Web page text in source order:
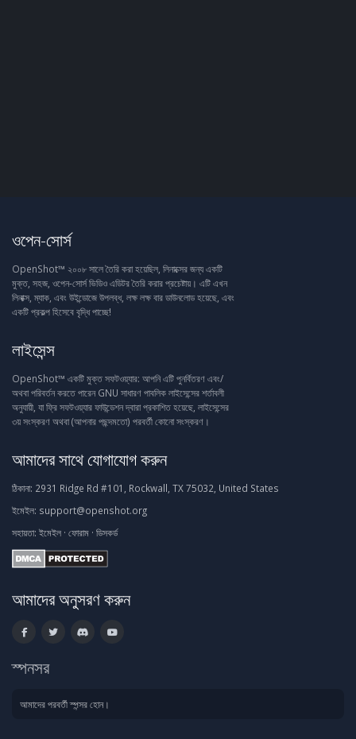
ওপেন-সোর্স
OpenShot™ ২০০৮ সালে তৈরি করা হয়েছিল, লিনাক্সের জন্য একটি
মুক্ত, সহজ, ওপেন-সোর্স ভিডিও এডিটর তৈরি করার প্রচেষ্টায়। এটি এখন
লিনাক্স, ম্যাক, এবং উইন্ডোজে উপলব্ধ, লক্ষ লক্ষ বার ডাউনলোড হয়েছে, এবং
একটি প্রকল্প হিসেবে বৃদ্ধি পাচ্ছে!
লাইসেন্স
OpenShot™ একটি মুক্ত সফটওয়্যার: আপনি এটি পুনর্বিতরণ এবং/
অথবা পরিবর্তন করতে পারেন GNU সাধারণ পাবলিক লাইসেন্সের শর্তাবলী
অনুযায়ী, যা ফ্রি সফটওয়্যার ফাউন্ডেশন দ্বারা প্রকাশিত হয়েছে, লাইসেন্সের
৩য় সংস্করণ অথবা (আপনার পছন্দমতো) পরবর্তী কোনো সংস্করণ।
আমাদের সাথে যোগাযোগ করুন
ঠিকানা: 2931 Ridge Rd #101, Rockwall, TX 75032, United States
ইমেইল: support@openshot.org
সহায়তা: ইমেইল · ফোরাম · ডিসকর্ড
আমাদের অনুসরণ করুন
স্পনসর
আমাদের পরবর্তী স্পন্সর হোন।